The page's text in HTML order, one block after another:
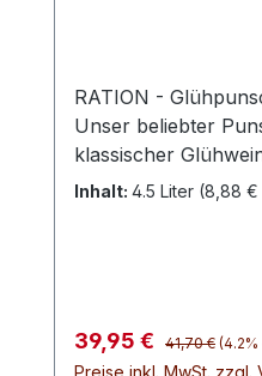
RATION -
Unser beliebter
klassischer
kalte Wintertage:
dunklen
Inhalt: 4.5 Liter (8,88 €
Verkaufspreis:
39,95 € Regulärer
41,70 €
Preise inkl. MwSt. zzgl.